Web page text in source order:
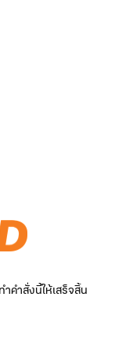
คำสั่งนี้ให้เสร็จสิ้น